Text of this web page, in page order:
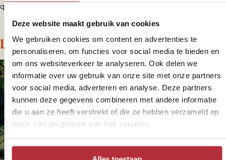
Deze website maakt gebruik van cookies
We gebruiken cookies om content en advertenties te
personaliseren, om functies voor social media te bieden en
om ons websiteverkeer te analyseren. Ook delen we
informatie over uw gebruik van onze site met onze partners
voor social media, adverteren en analyse. Deze partners
kunnen deze gegevens combineren met andere informatie
die u aan ze heeft verstrekt of die ze hebben verzameld op
basis van uw gebruik van hun services.
quad deze vlaktes op en slaap je in stilte onder talloze sterren.
Leonore